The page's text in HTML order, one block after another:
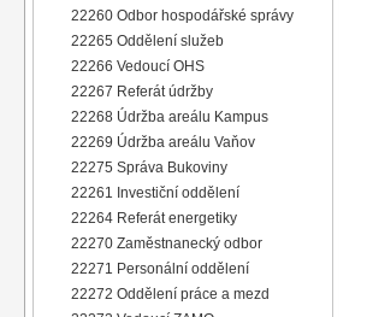
22260 Odbor hospodářské správy
22265 Oddělení služeb
22266 Vedoucí OHS
22267 Referát údržby
22268 Údržba areálu Kampus
22269 Údržba areálu Vaňov
22275 Správa Bukoviny
22261 Investiční oddělení
22264 Referát energetiky
22270 Zaměstnanecký odbor
22271 Personální oddělení
22272 Oddělení práce a mezd